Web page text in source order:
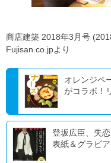
商店建築 2018年3月号
Fujisan.co.jpより
オレンジペ
がコラボ！
登坂広臣、失
表紙＆グラビア